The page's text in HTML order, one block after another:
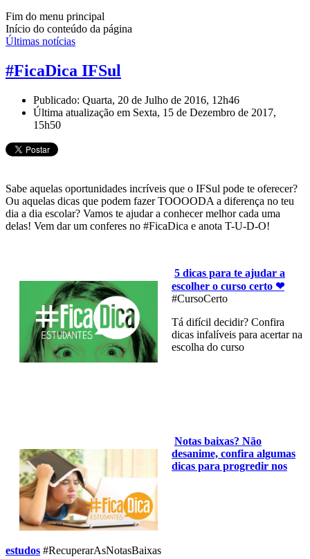
Fim do menu principal
Início do conteúdo da página
Últimas notícias
#FicaDica IFSul
Publicado: Quarta, 20 de Julho de 2016, 12h46
Última atualização em Sexta, 15 de Dezembro de 2017,
15h50
Sabe aquelas oportunidades incríveis que o IFSul pode te oferecer?
Ou aquelas dicas que podem fazer TOOOODA a diferença no teu
dia a dia escolar? Vamos te ajudar a conhecer melhor cada uma
delas! Vem dar um conferes no #FicaDica e anota T-U-D-O!
5 dicas para te ajudar a
escolher o curso certo ❤
#CursoCerto
Tá difícil decidir? Confira
dicas infalíveis para acertar na
escolha do curso
Notas baixas? Não
desanime, confira algumas
dicas para progredir nos
estudos #RecuperarAsNotasBaixas